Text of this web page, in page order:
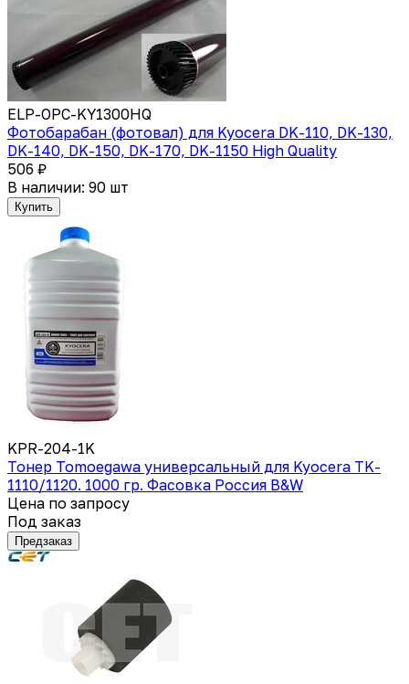
ELP-OPC-KY1300HQ
Фотобарабан (фотовал) для Kyocera DK-110, DK-130,
DK-140, DK-150, DK-170, DK-1150 High Quality
506 ₽
В наличии: 90 шт
Купить
KPR-204-1K
Тонер Tomoegawa универсальный для Kyocera TK-
1110/1120. 1000 гр. Фасовка Россия B&W
Цена по запросу
Под заказ
Предзаказ